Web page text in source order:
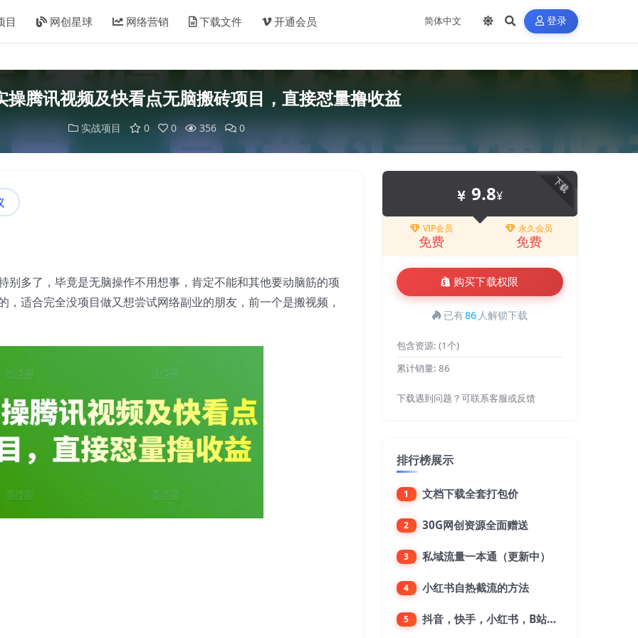
目 网创星球 网络营销 下载文件 开通会员 登录
操腾讯视频及快看点无脑搬砖项目，直接怼量撸收益
实战项目 0 0 356 0
别多了，毕竟是无脑操作不用想事，肯定不能和其他要动脑筋的项
适合完全没项目做又想尝试网络副业的朋友，前一个是搬视频，
下载
9.8¥
VIP会员
免费
永久会员
免费
购买下载权限
已有86 人解锁下载
包含资源: (1个)
累计销量: 86
下载遇到问题？可联系客服或反馈
排行榜展示
1 文档下载全套打包价
2 30G网创资源全面赠送
3 私域流量一本通（更新中）
4 小红书自热截流的方法
5 抖音，快手，小红书，B站，微博，微信公众号，微信视频号。每一个平台，都是不一样的机会，对应不一样的赚钱思路